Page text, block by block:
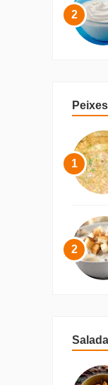
2
1
2